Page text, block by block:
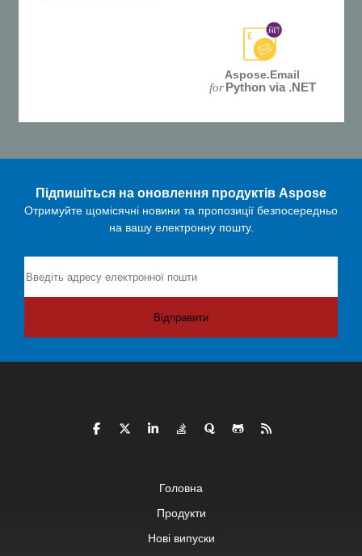
Aspose.Email
for Python via .NET
Підпишіться на оновлення продуктів Aspose
Отримуйте щомісячні новини та пропозиції безпосередньо
на вашу електронну пошту.
Відправити
Головна
Продукти
Нові випуски